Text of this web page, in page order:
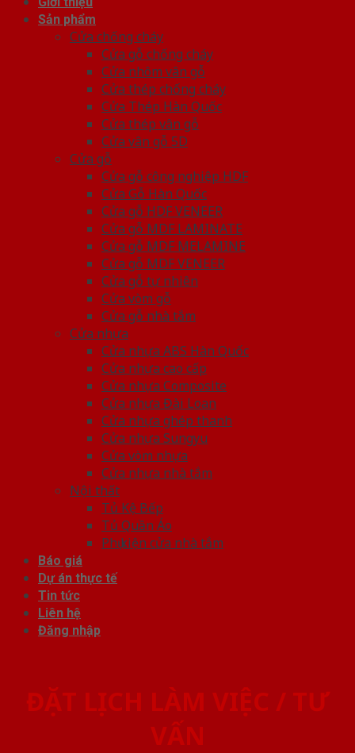
Sản phẩm
Cửa chống cháy
Cửa gỗ chống cháy
Cửa nhôm vân gỗ
Cửa thép chống cháy
Cửa Thép Hàn Quốc
Cửa thép vân gỗ
Cửa vân gỗ 5D
Cửa gỗ
Cửa gỗ công nghiệp HDF
Cửa Gỗ Hàn Quốc
Cửa gỗ HDF VENEER
Cửa gỗ MDF LAMINATE
Cửa gỗ MDF MELAMINE
Cửa gỗ MDF VENEER
Cửa gỗ tự nhiên
Cửa vòm gỗ
Cửa gỗ nhà tắm
Cửa nhựa
Cửa nhựa ABS Hàn Quốc
Cửa nhựa cao cấp
Cửa nhựa Composite
Cửa nhựa Đài Loan
Cửa nhựa ghép thanh
Cửa nhựa Sungyu
Cửa vòm nhựa
Cửa nhựa nhà tắm
Nội thất
Tủ Kệ Bếp
Tủ Quần Áo
Phụ kiện cửa nhà tắm
Báo giá
Dự án thực tế
Tin tức
Liên hệ
Đăng nhập
ĐẶT LỊCH LÀM VIỆC / TƯ
VẤN